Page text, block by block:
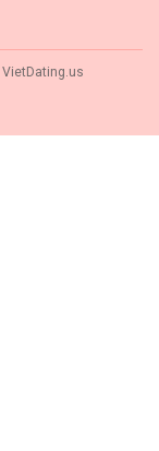
VietDating.us